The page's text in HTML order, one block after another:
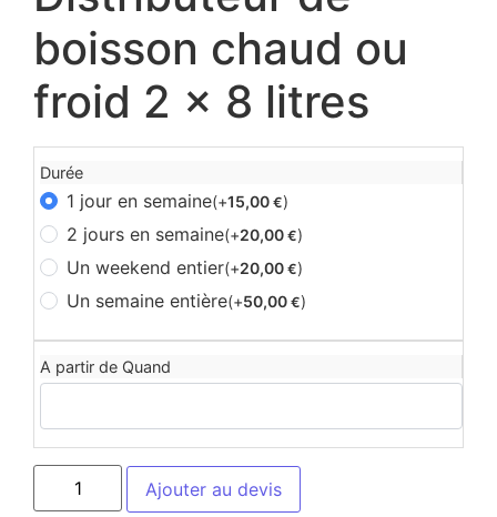
boisson chaud ou
froid 2 x 8 litres
Durée
1 jour en semaine(+15,00 €)
2 jours en semaine(+20,00 €)
Un weekend entier(+20,00 €)
Un semaine entière(+50,00 €)
A partir de Quand
Ajouter au devis